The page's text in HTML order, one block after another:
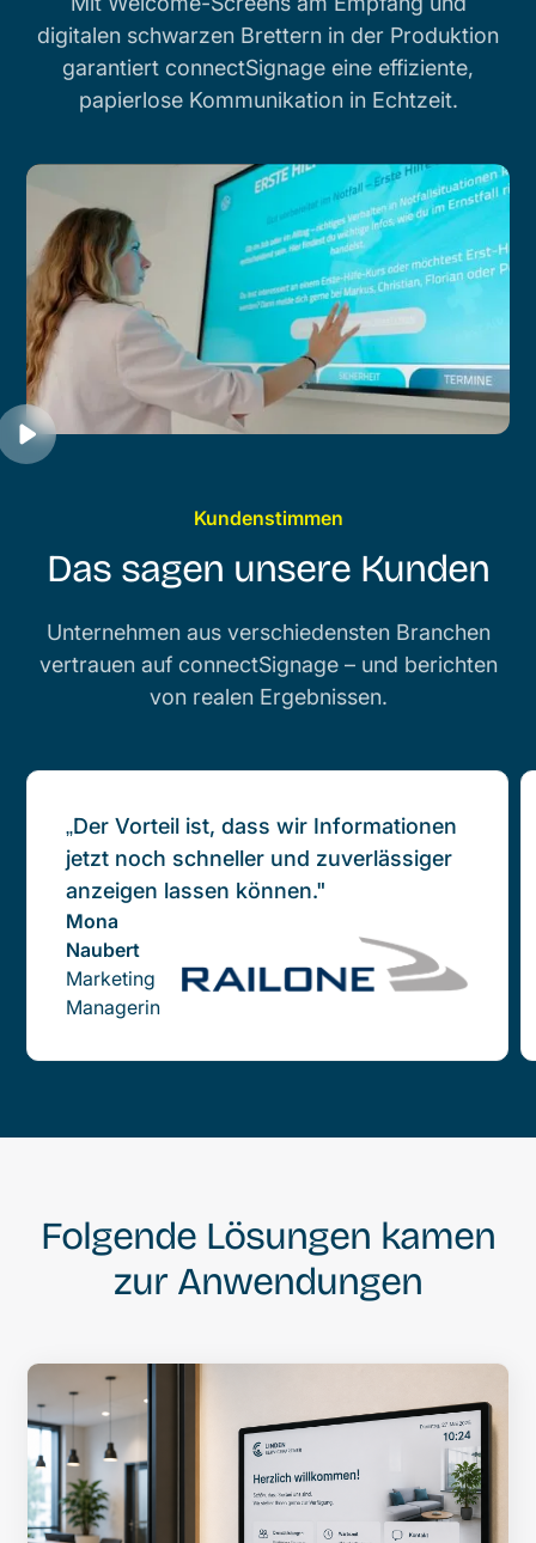
digitalen schwarzen Brettern in der Produktion
garantiert connectSignage eine effiziente,
papierlose Kommunikation in Echtzeit.
Kundenstimmen
Das sagen unsere Kunden
Unternehmen aus verschiedensten Branchen
vertrauen auf connectSignage – und berichten
von realen Ergebnissen.
„Der Vorteil ist, dass wir Informationen
jetzt noch schneller und zuverlässiger
anzeigen lassen können."
Mona
Naubert
Marketing
Managerin
Folgende Lösungen kamen
zur Anwendungen